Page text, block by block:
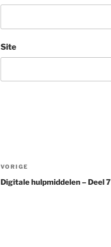
Site
Bericht
navigatie
Vorig
bericht
VORIGE
Digitale hulpmiddelen – Deel 7